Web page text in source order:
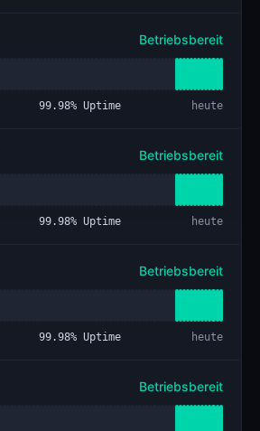
Betriebsbereit
99.98% Uptime heute
Betriebsbereit
99.98% Uptime heute
Betriebsbereit
99.98% Uptime heute
Betriebsbereit